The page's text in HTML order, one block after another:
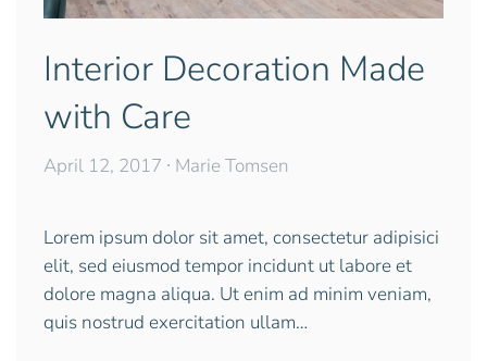
Interior Decoration Made
with Care
April 12, 2017 ∙ Marie Tomsen
Lorem ipsum dolor sit amet, consectetur adipisici
elit, sed eiusmod tempor incidunt ut labore et
dolore magna aliqua. Ut enim ad minim veniam,
quis nostrud exercitation ullam…